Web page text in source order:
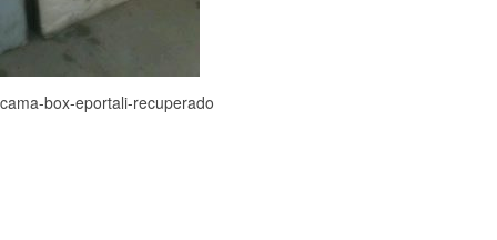
cama-box-eportali-recuperado